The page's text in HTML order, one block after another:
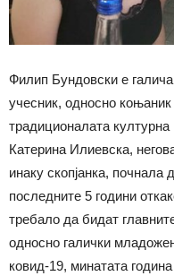
Филип Бундовски е
учесник, односно
традиционалата
Катерина Илиевска,
инаку скопјанка, почнала
последните 5 години
требало да бидат
односно галички
ковид-19, минатата